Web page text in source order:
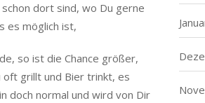
dort sind, wo Du gerne
es möglich ist,
so ist die Chance größer,
oft grillt und Bier trinkt, es
doch normal und wird von Dir